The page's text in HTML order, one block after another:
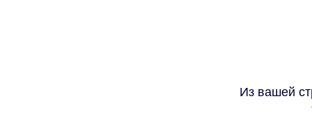
Из вашей